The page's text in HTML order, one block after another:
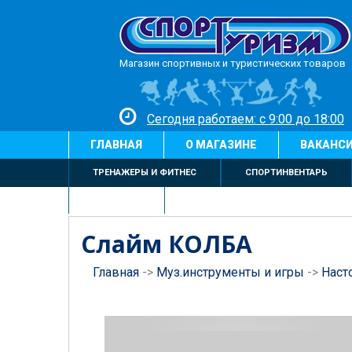
Магазин спортивных и туристических товаров
Сегодня работаем: с 9:00 до 18:00
ГЛАВНАЯ О МАГАЗИНЕ
ТРЕНАЖЕРЫ И ФИТНЕС СПОРТИНВЕНТАРЬ
Слайм КОЛБА
Главная -> Муз.инструменты и игры ->